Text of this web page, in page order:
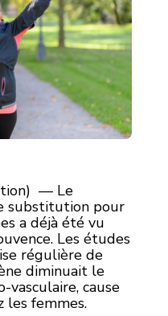
— Le
substitution pour
a déjà été vu
Les études
régulière de
diminuait le
vasculaire, cause
les femmes.